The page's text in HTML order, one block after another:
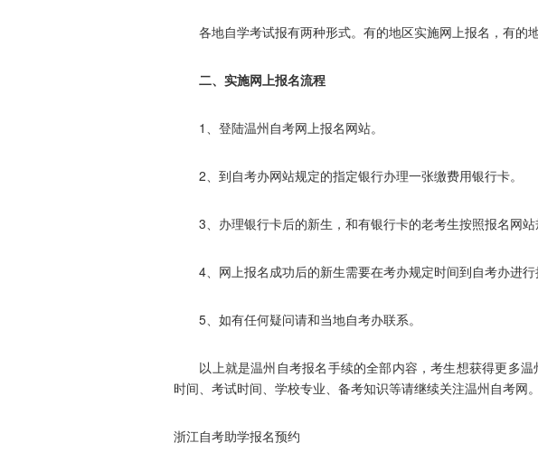
各地自学考试报有两种形式。有的地区实施网上报名，有的地
二、实施网上报名流程
1、登陆温州自考网上报名网站。
2、到自考办网站规定的指定银行办理一张缴费用银行卡。
3、办理银行卡后的新生，和有银行卡的老考生按照报名网站
4、网上报名成功后的新生需要在考办规定时间到自考办进行
5、如有任何疑问请和当地自考办联系。
以上就是温州自考报名手续的全部内容，考生想获得更多温
时间、考试时间、学校专业、备考知识等请继续关注温州自考网。
浙江自考助学报名预约